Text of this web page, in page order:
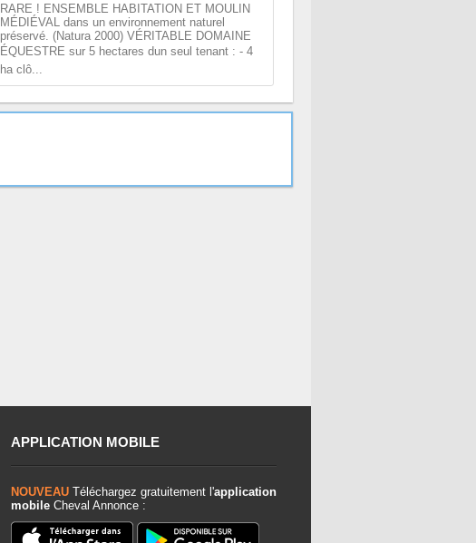
RARE ! ENSEMBLE HABITATION ET MOULIN
MÉDIÉVAL dans un environnement naturel
préservé. (Natura 2000) VÉRITABLE DOMAINE
ÉQUESTRE sur 5 hectares dun seul tenant : - 4
ha clô...
APPLICATION MOBILE
NOUVEAU Téléchargez gratuitement l'application
mobile Cheval Annonce :